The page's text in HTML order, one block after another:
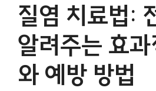
질염 치료법:
알려주는 효과
와 예방 방법